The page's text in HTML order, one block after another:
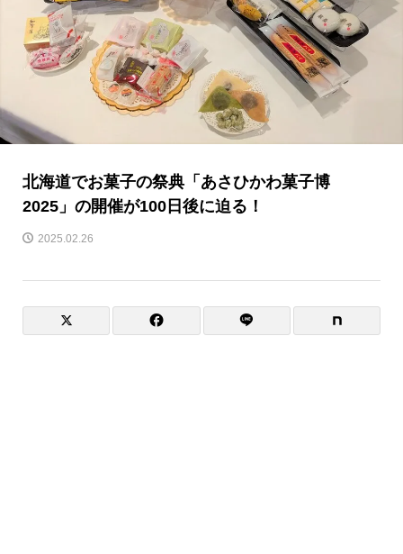
北海道でお菓子の祭典「あさひかわ菓子博
2025」の開催が100日後に迫る！
2025.02.26